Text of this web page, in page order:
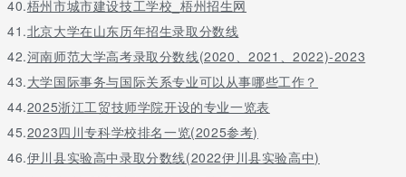
40.梧州市城市建设技工学校_梧州招生网
41.北京大学在山东历年招生录取分数线
42.河南师范大学高考录取分数线(2020、2021、2022)-2023
43.大学国际事务与国际关系专业可以从事哪些工作？
44.2025浙江工贸技师学院开设的专业一览表
45.2023四川专科学校排名一览(2025参考)
46.伊川县实验高中录取分数线(2022伊川县实验高中)